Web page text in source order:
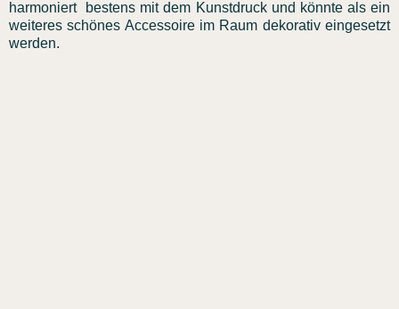
harmoniert bestens mit dem Kunstdruck und könnte als ein
weiteres schönes Accessoire im Raum dekorativ eingesetzt
werden.